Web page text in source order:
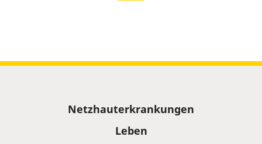
Netzhauterkrankungen
Leben